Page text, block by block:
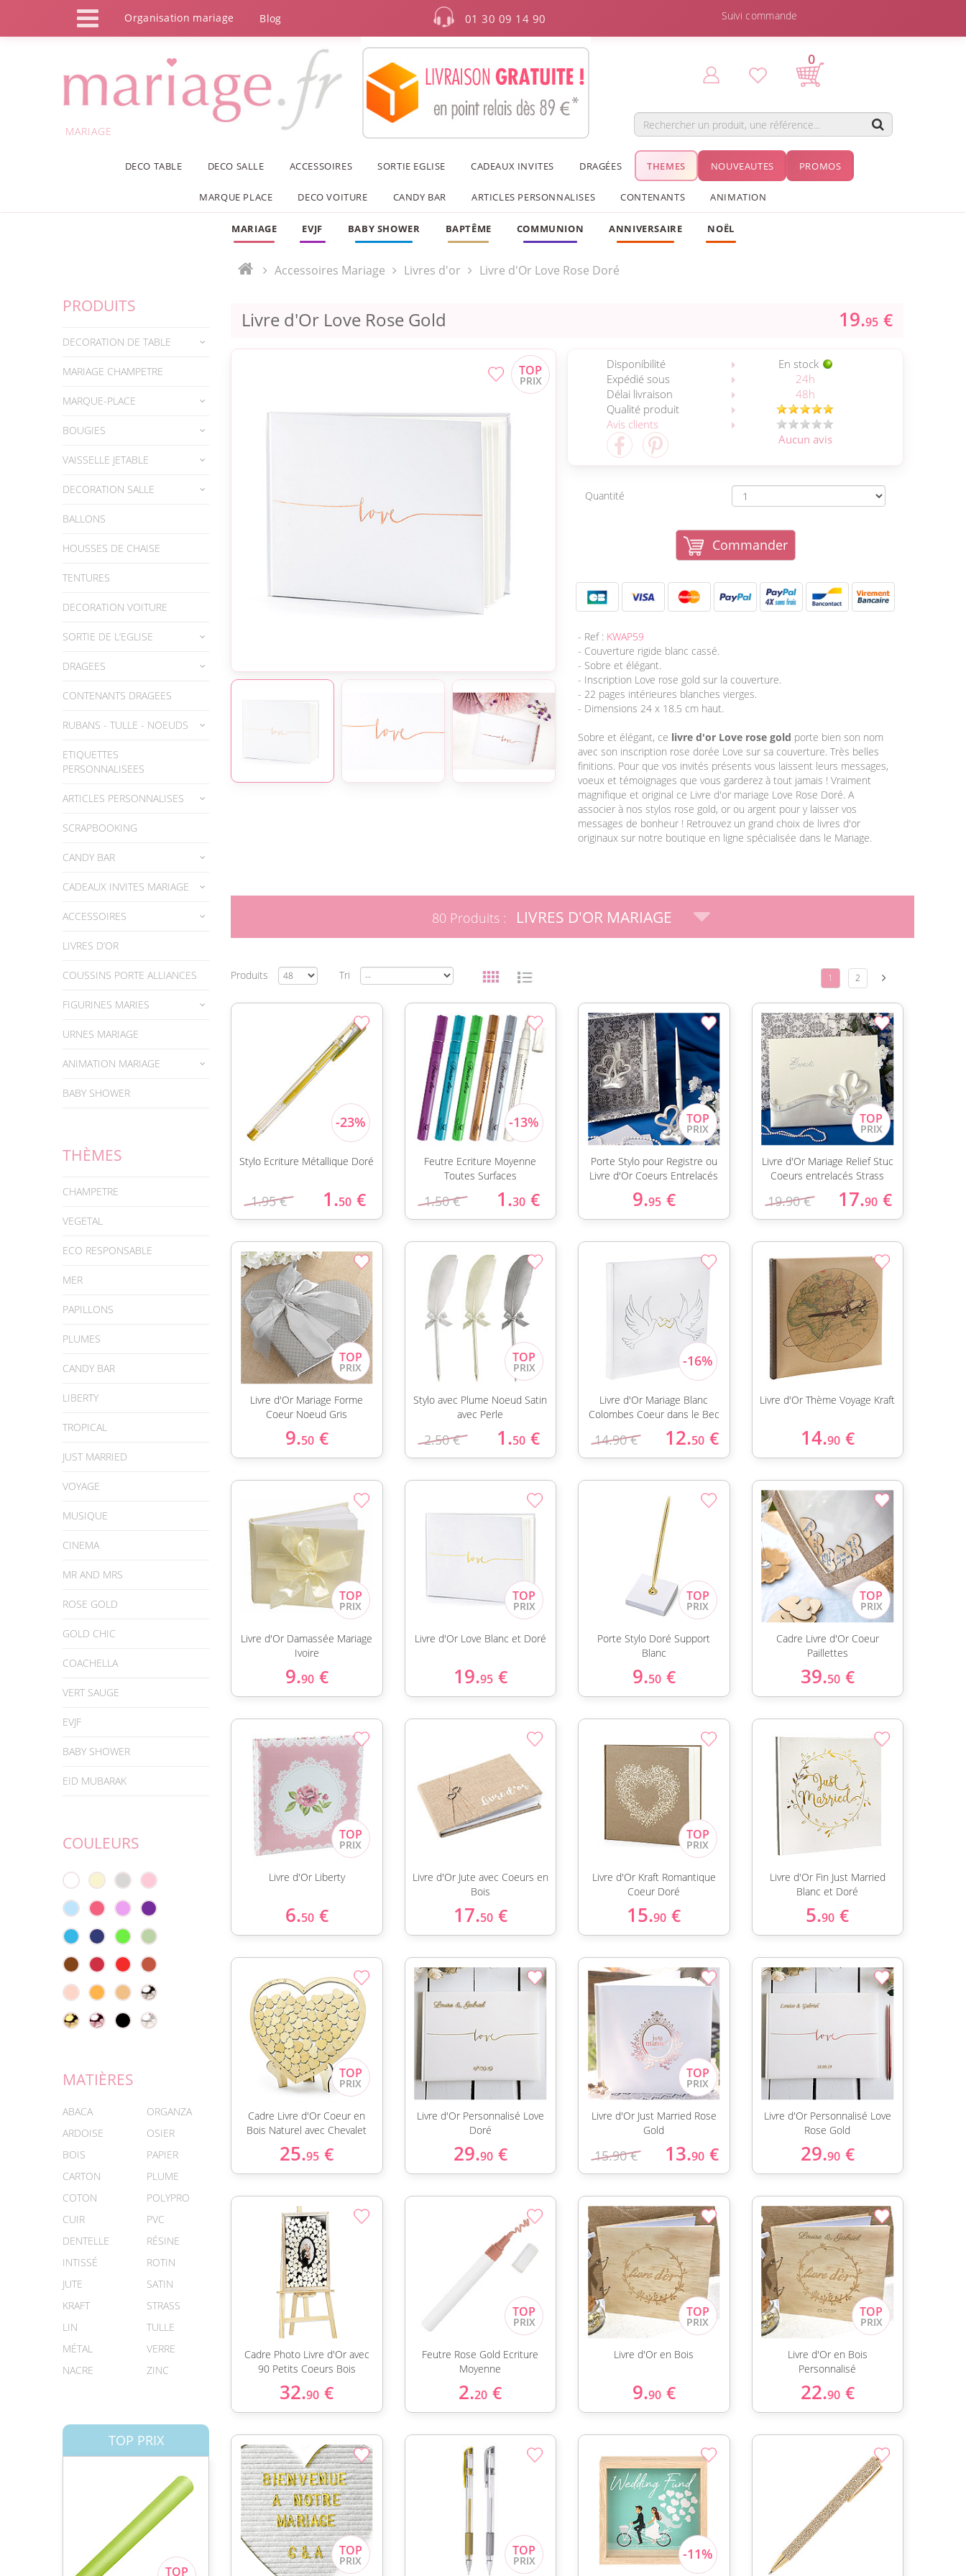
Organisation mariage Blog 01 30 09 14 90 Suivi commande
MARIAGE
0
DECO TABLE DECO SALLE ACCESSOIRES SORTIE EGLISE CADEAUX INVITES DRAGÉES THEMES NOUVEAUTES PROMOS
MARQUE PLACE DECO VOITURE CANDY BAR ARTICLES PERSONNALISES CONTENANTS ANIMATION
MARIAGE EVJF BABY SHOWER BAPTÊME COMMUNION ANNIVERSAIRE NOËL
PRODUITS
DECORATION DE TABLE
MARIAGE CHAMPETRE
MARQUE-PLACE
BOUGIES
VAISSELLE JETABLE
DECORATION SALLE
BALLONS
HOUSSES DE CHAISE
TENTURES
DECORATION VOITURE
SORTIE DE L’EGLISE
DRAGEES
CONTENANTS DRAGEES
RUBANS - TULLE - NOEUDS
ETIQUETTES
PERSONNALISEES
ARTICLES PERSONNALISES
SCRAPBOOKING
CANDY BAR
CADEAUX INVITES MARIAGE
ACCESSOIRES
LIVRES D’OR
COUSSINS PORTE ALLIANCES
FIGURINES MARIES
URNES MARIAGE
ANIMATION MARIAGE
BABY SHOWER
THÈMES
CHAMPETRE
VEGETAL
ECO RESPONSABLE
MER
PAPILLONS
PLUMES
CANDY BAR
LIBERTY
TROPICAL
JUST MARRIED
VOYAGE
MUSIQUE
CINEMA
MR AND MRS
ROSE GOLD
GOLD CHIC
COACHELLA
VERT SAUGE
EVJF
BABY SHOWER
EID MUBARAK
COULEURS
MATIÈRES
ABACA
ARDOISE
BOIS
CARTON
COTON
CUIR
DENTELLE
INTISSÉ
JUTE
KRAFT
LIN
MÉTAL
NACRE
ORGANZA
OSIER
PAPIER
PLUME
POLYPRO
PVC
RÉSINE
ROTIN
SATIN
STRASS
TULLE
VERRE
ZINC
TOP PRIX
Accessoires Mariage Livres d'or Livre d'Or Love Rose Doré
Livre d'Or Love Rose Gold 19.95 €
Disponibilité
En stock
Expédié sous
24h
Délai livraison
48h
Qualité produit
Avis clients
Aucun avis
Quantité
Commander
- Ref : KWAP59
- Couverture rigide blanc cassé.
- Sobre et élégant.
- Inscription Love rose gold sur la couverture.
- 22 pages intérieures blanches vierges.
- Dimensions 24 x 18.5 cm haut.
Sobre et élégant, ce livre d'or Love rose gold porte bien son nom
avec son inscription rose dorée Love sur sa couverture. Très belles
finitions. Pour que vos invités présents vous laissent leurs messages,
voeux et témoignages que vous garderez à tout jamais ! Vraiment
magnifique et original ce Livre d'or mariage Love Rose Doré. A
associer à nos stylos rose gold, or ou argent pour y laisser vos
messages de bonheur ! Retrouvez un grand choix de livres d'or
originaux sur notre boutique en ligne spécialisée dans le Mariage.
80 Produits : LIVRES D'OR MARIAGE
Produits Tri 1 2
Stylo Ecriture Métallique Doré
1.95 € 1.50 €
Feutre Ecriture Moyenne
Toutes Surfaces
1.50 € 1.30 €
Porte Stylo pour Registre ou
Livre d'Or Coeurs Entrelacés
9.95 €
Livre d'Or Mariage Relief Stuc
Coeurs entrelacés Strass
19.90 € 17.90 €
Livre d'Or Mariage Forme
Coeur Noeud Gris
9.50 €
Stylo avec Plume Noeud Satin
avec Perle
2.50 € 1.50 €
Livre d'Or Mariage Blanc
Colombes Coeur dans le Bec
14.90 € 12.50 €
Livre d'Or Thème Voyage Kraft
14.90 €
Livre d'Or Damassée Mariage
Ivoire
9.90 €
Livre d'Or Love Blanc et Doré
19.95 €
Porte Stylo Doré Support
Blanc
9.50 €
Cadre Livre d'Or Coeur
Paillettes
39.50 €
Livre d'Or Liberty
6.50 €
Livre d'Or Jute avec Coeurs en
Bois
17.50 €
Livre d'Or Kraft Romantique
Coeur Doré
15.90 €
Livre d'Or Fin Just Married
Blanc et Doré
5.90 €
Cadre Livre d'Or Coeur en
Bois Naturel avec Chevalet
25.95 €
Livre d'Or Personnalisé Love
Doré
29.90 €
Livre d'Or Just Married Rose
Gold
15.90 € 13.90 €
Livre d'Or Personnalisé Love
Rose Gold
29.90 €
Cadre Photo Livre d'Or avec
90 Petits Coeurs Bois
32.90 €
Feutre Rose Gold Ecriture
Moyenne
2.20 €
Livre d'Or en Bois
9.90 €
Livre d'Or en Bois
Personnalisé
22.90 €
Panneau de gestion des cookies